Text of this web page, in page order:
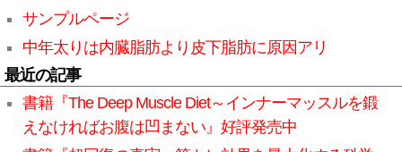
サンプルページ
中年太りは内臓脂肪より皮下脂肪に原因アリ
最近の記事
書籍『The Deep Muscle Diet～インナーマッスルを鍛
えなければお腹は凹まない』好評発売中